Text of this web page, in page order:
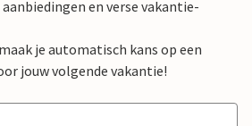
en verse vakantie-
je automatisch kans op een
jouw volgende vakantie!